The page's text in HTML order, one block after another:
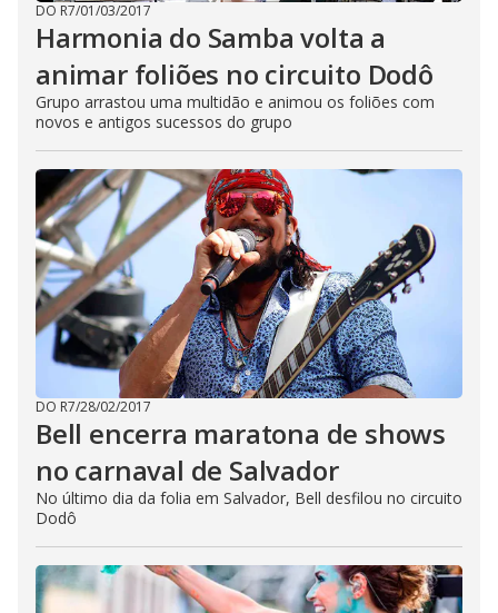
DO R7/01/03/2017
Harmonia do Samba volta a
animar foliões no circuito Dodô
Grupo arrastou uma multidão e animou os foliões com
novos e antigos sucessos do grupo
DO R7/28/02/2017
Bell encerra maratona de shows
no carnaval de Salvador
No último dia da folia em Salvador, Bell desfilou no circuito
Dodô